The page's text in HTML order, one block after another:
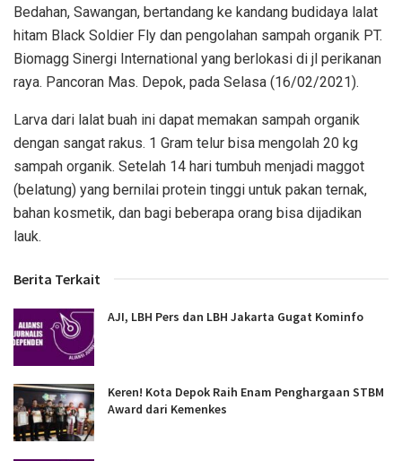
Bedahan, Sawangan, bertandang ke kandang budidaya lalat
hitam Black Soldier Fly dan pengolahan sampah organik PT.
Biomagg Sinergi International yang berlokasi di jl perikanan
raya. Pancoran Mas. Depok, pada Selasa (16/02/2021).
Larva dari lalat buah ini dapat memakan sampah organik
dengan sangat rakus. 1 Gram telur bisa mengolah 20 kg
sampah organik. Setelah 14 hari tumbuh menjadi maggot
(belatung) yang bernilai protein tinggi untuk pakan ternak,
bahan kosmetik, dan bagi beberapa orang bisa dijadikan
lauk.
Berita Terkait
AJI, LBH Pers dan LBH Jakarta Gugat Kominfo
Keren! Kota Depok Raih Enam Penghargaan STBM
Award dari Kemenkes